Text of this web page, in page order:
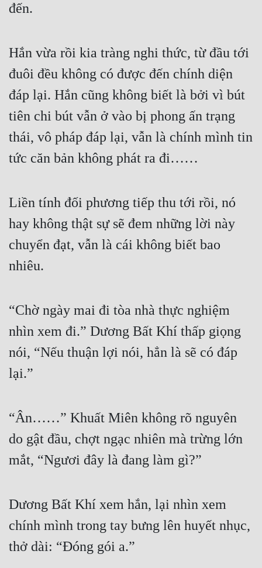
Trùng Sinh
Tu Chân
Tu Tiên
Tội Phạm
Võ Hiệp
Xuyên Không
Xuyên Nhanh
Xuyên Sách
Xuyên Thư
Đô Thị
Đông Phương
Đông Phương Huyền Huyễn
Truyện Nữ
Vô Địch Lưu
Xây Dựng Thế Lực
đến.
Hắn vừa rồi kia tràng nghi thức, từ đầu tới
đuôi đều không có được đến chính diện
đáp lại. Hắn cũng không biết là bởi vì bút
tiên chi bút vẫn ở vào bị phong ấn trạng
thái, vô pháp đáp lại, vẫn là chính mình tin
tức căn bản không phát ra đi……
Liền tính đối phương tiếp thu tới rồi, nó
hay không thật sự sẽ đem những lời này
chuyển đạt, vẫn là cái không biết bao
nhiêu.
“Chờ ngày mai đi tòa nhà thực nghiệm
nhìn xem đi.” Dương Bất Khí thấp giọng
nói, “Nếu thuận lợi nói, hẳn là sẽ có đáp
lại.”
“Ân……” Khuất Miên không rõ nguyên
do gật đầu, chợt ngạc nhiên mà trừng lớn
mắt, “Ngươi đây là đang làm gì?”
Dương Bất Khí xem hắn, lại nhìn xem
chính mình trong tay bưng lên huyết nhục,
thở dài: “Đóng gói a.”